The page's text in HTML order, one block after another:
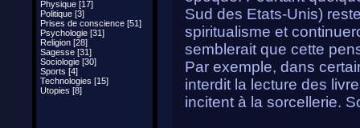
Physique [17]
Politique [3]
Prises de conscience [51]
Psychologie [31]
Religion [28]
Sagesse [31]
Sociologie [30]
Sports [4]
Technologies [15]
Utopies [8]
Sud des Etats-Unis)
spiritualisme et
semblerait que cette
Par exemple, dans
interdit la lecture des
incitent à la sorcellerie.